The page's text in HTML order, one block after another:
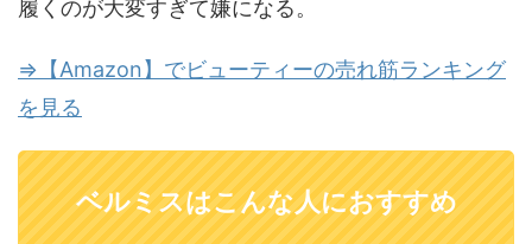
履くのが大変すぎて嫌になる。
⇒【Amazon】でビューティーの売れ筋ランキング
を見る
ベルミスはこんな人におすすめ